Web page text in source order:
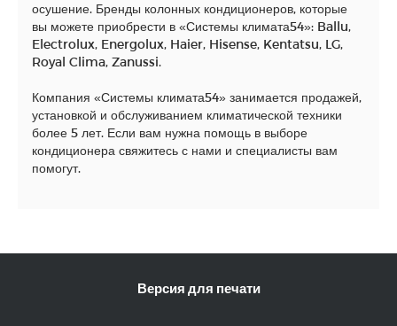
осушение. Бренды колонных кондиционеров, которые
вы можете приобрести в «Системы климата54»: Ballu,
Electrolux, Energolux, Haier, Hisense, Kentatsu, LG,
Royal Clima, Zanussi.
Компания «Системы климата54» занимается продажей,
установкой и обслуживанием климатической техники
более 5 лет. Если вам нужна помощь в выборе
кондиционера свяжитесь с нами и специалисты вам
помогут.
Версия для печати